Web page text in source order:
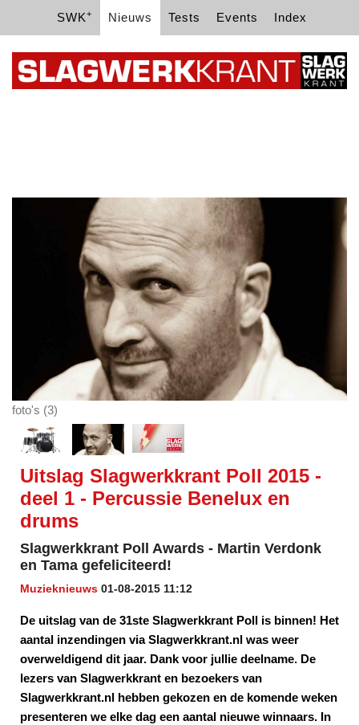
SWK+ Nieuws Tests Events Index
foto's (3)
Uitslag Slagwerkkrant Poll 2015 -
deel 1 - Percussie Benelux en
drums
Slagwerkkrant Poll Awards - Martin Verdonk
en Tama gefeliciteerd!
Muzieknieuws 01-08-2015 11:12
De uitslag van de 31ste Slagwerkkrant Poll is binnen! Het
aantal inzendingen via Slagwerkkrant.nl was weer
overweldigend dit jaar. Dank voor jullie deelname. De
lezers van Slagwerkkrant en bezoekers van
Slagwerkkrant.nl hebben gekozen en de komende weken
presenteren we elke dag een aantal nieuwe winnaars. In